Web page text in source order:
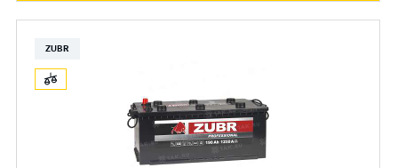
ZUBR